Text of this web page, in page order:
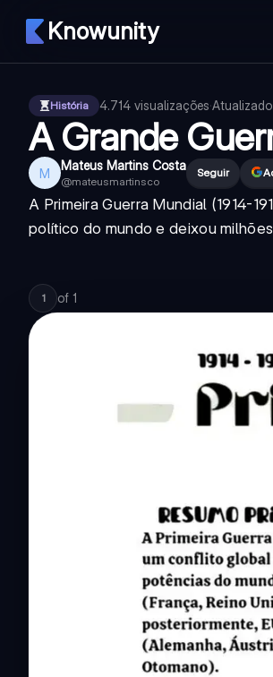
Knowunity
História 4.714 visualizações·Atualizado
A Grande
M Mateus Martins Costa
@mateusmartinsco
Seguir
A Primeira Guerra Mundial (1914-
político do mundo e deixou
1 of 1